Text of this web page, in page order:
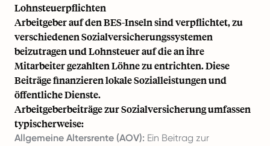
Lohnsteuerpflichten
Arbeitgeber auf den BES-Inseln sind verpflichtet, zu
verschiedenen Sozialversicherungssystemen
beizutragen und Lohnsteuer auf die an ihre
Mitarbeiter gezahlten Löhne zu entrichten. Diese
Beiträge finanzieren lokale Sozialleistungen und
öffentliche Dienste.
Arbeitgeberbeiträge zur Sozialversicherung umfassen
typischerweise:
Allgemeine Altersrente (AOV): Ein Beitrag zur